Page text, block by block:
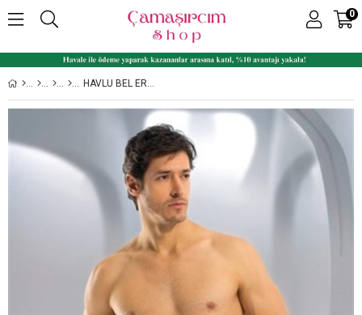
0
HAVLU BEL ERKEK PENYE BOXER- BATTAL BEDEN